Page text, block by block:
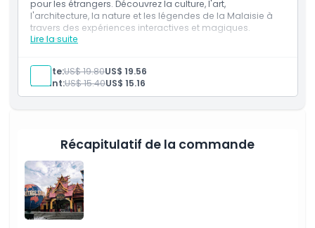
À savoir
Emplacement
Politique d'annulation
pour les étrangers. Découvrez la culture, l'art,
l'architecture, la nature et les légendes de la Malaisie à
travers des expériences interactives et magiques.
Lire la suite
Inclus
billet pour les étrangers.
Découvrez la culture, l'art, l'architecture et les
légendes grâce à des activités interactives et
Adulte:US$ 19.80US$ 19.56
Enfant:US$ 15.40US$ 15.16
Récapitulatif de la commande